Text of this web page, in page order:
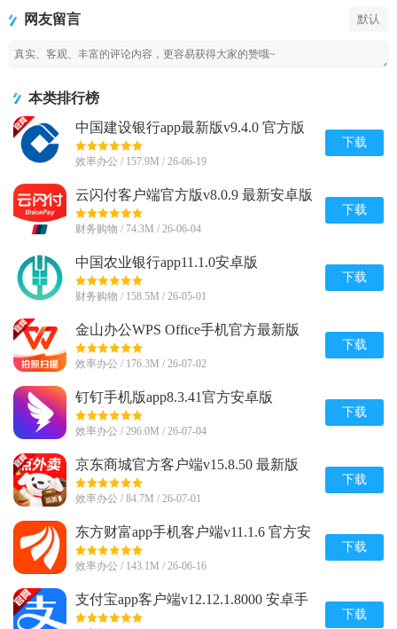
新版
网友留言 默认
本类排行榜
中国建设银行app最新版v9.4.0 官方版
效率办公 / 157.9M / 26-06-19
下载
云闪付客户端官方版v8.0.9 最新安卓版
财务购物 / 74.3M / 26-06-04
下载
中国农业银行app11.1.0安卓版
财务购物 / 158.5M / 26-05-01
下载
金山办公WPS Office手机官方最新版
v26.6.5 正版
效率办公 / 176.3M / 26-07-02
下载
钉钉手机版app8.3.41官方安卓版
效率办公 / 296.0M / 26-07-04
下载
京东商城官方客户端v15.8.50 最新版
效率办公 / 84.7M / 26-07-01
下载
东方财富app手机客户端v11.1.6 官方安
卓版
效率办公 / 143.1M / 26-06-16
下载
支付宝app客户端v12.12.1.8000 安卓手
机版
下载